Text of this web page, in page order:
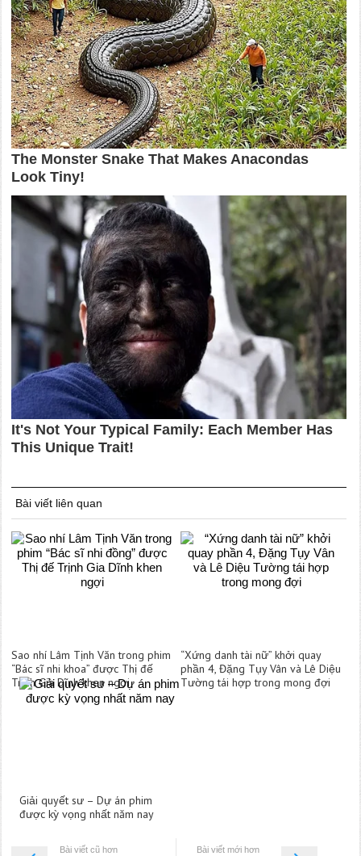
Bài viết liên quan
Sao nhí Lâm Tịnh Văn trong phim
“Bác sĩ nhi khoa” được Thị đế
Trịnh Gia Dĩnh khen ngợi
“Xứng danh tài nữ” khởi quay
phần 4, Đặng Tụy Vân và Lê Diệu
Tường tái hợp trong mong đợi
Giải quyết sư – Dự án phim
được kỳ vọng nhất năm nay
Bài viết cũ hơn Bài viết mới hơn